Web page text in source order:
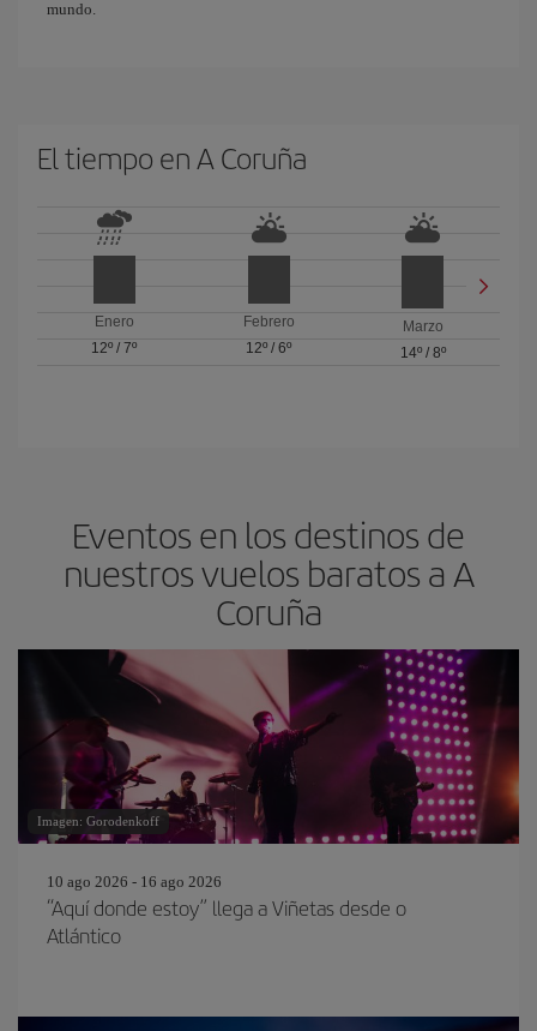
mundo.
El tiempo en A Coruña
Enero
12º /7º
Febrero
12º / 6º
Marzo
14º/ 8º
Eventos en los destinos de
nuestros vuelos baratos a A
Coruña
Imagen: Gorodenkoff
10 ago 2026 - 16 ago 2026
“Aquí donde estoy” llega a Viñetas desde o
Atlántico